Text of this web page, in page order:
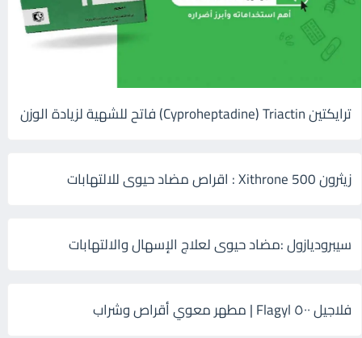
ترايكتين Cyproheptadine) Triactin) فاتح للشهية لزيادة الوزن
زيثرون 500 Xithrone : اقراص مضاد حيوى للالتهابات
سيبروديازول :مضاد حيوى لعلاج الإسهال والالتهابات
فلاجيل ٥٠٠ Flagyl | مطهر معوي أقراص وشراب